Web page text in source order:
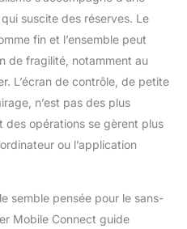
suscite des réserves. Le
fin et l’ensemble peut
de fragilité, notamment au
L’écran de contrôle, de petite
n’est pas des plus
des opérations se gèrent plus
ou l’application
semble pensée pour le sans-
Mobile Connect guide